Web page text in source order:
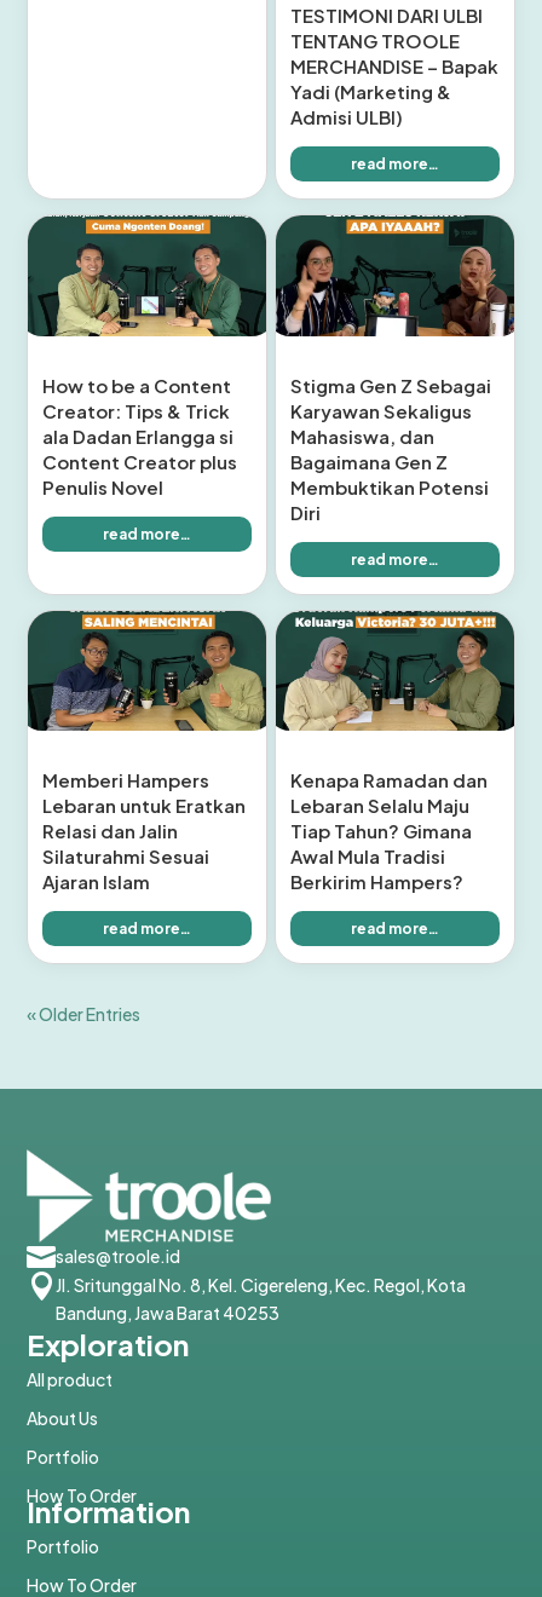
TESTIMONI DARI ULBI
TENTANG TROOLE
MERCHANDISE – Bapak
Yadi (Marketing &
Admisi ULBI)
read more…
How to be a Content
Creator: Tips & Trick
ala Dadan Erlangga si
Content Creator plus
Penulis Novel
read more…
Stigma Gen Z Sebagai
Karyawan Sekaligus
Mahasiswa, dan
Bagaimana Gen Z
Membuktikan Potensi
Diri
read more…
Memberi Hampers
Lebaran untuk Eratkan
Relasi dan Jalin
Silaturahmi Sesuai
Ajaran Islam
read more…
Kenapa Ramadan dan
Lebaran Selalu Maju
Tiap Tahun? Gimana
Awal Mula Tradisi
Berkirim Hampers?
read more…
« Older Entries
sales@troole.id
Jl. Sritunggal No. 8, Kel. Cigereleng, Kec. Regol, Kota
Bandung, Jawa Barat 40253
Exploration
All product
About Us
Portfolio
How To Order
Information
Portfolio
How To Order